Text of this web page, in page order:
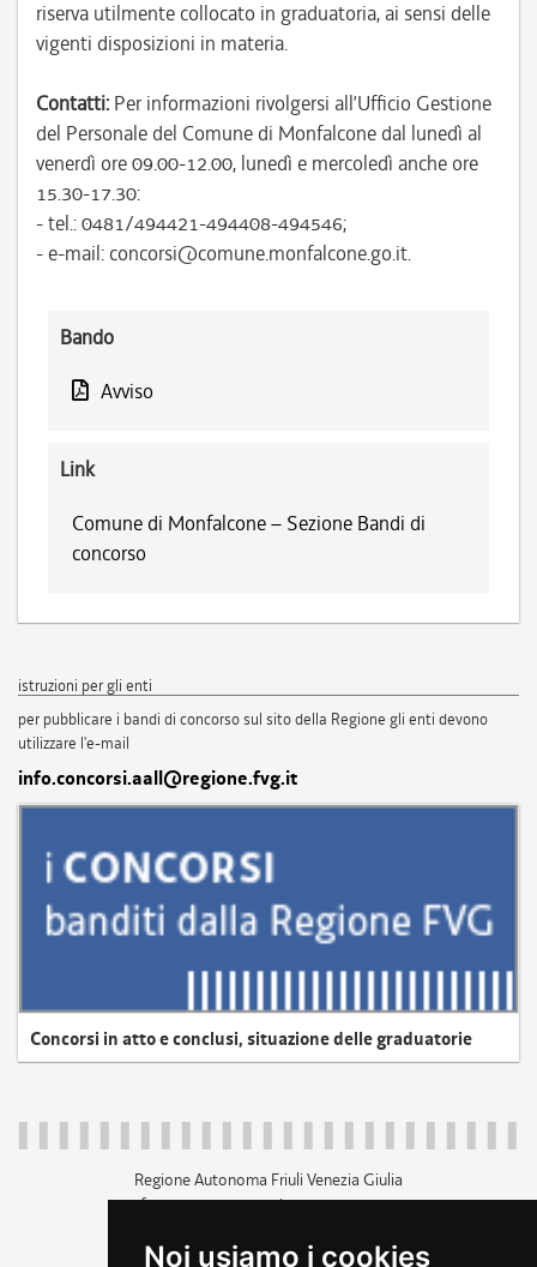
Noi usiamo i cookies
riserva utilmente collocato in graduatoria, ai sensi delle
vigenti disposizioni in materia.
Contatti: Per informazioni rivolgersi all’Ufficio Gestione
del Personale del Comune di Monfalcone dal lunedì al
venerdì ore 09.00-12.00, lunedì e mercoledì anche ore
15.30-17.30:
- tel.: 0481/494421-494408-494546;
- e-mail: concorsi@comune.monfalcone.go.it.
Bando
Avviso
Link
Comune di Monfalcone – Sezione Bandi di
concorso
istruzioni per gli enti
per pubblicare i bandi di concorso sul sito della Regione gli enti devono
utilizzare l'e-mail
info.concorsi.aall@regione.fvg.it
Concorsi in atto e conclusi, situazione delle graduatorie
Regione Autonoma Friuli Venezia Giulia
c.f. 80014930327; p.iva 00526040324
+39 040 3771111